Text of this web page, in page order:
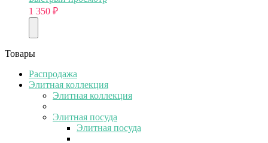
1 350 ₽
Товары
Распродажа
Элитная коллекция
Элитная коллекция
Элитная посуда
Элитная посуда